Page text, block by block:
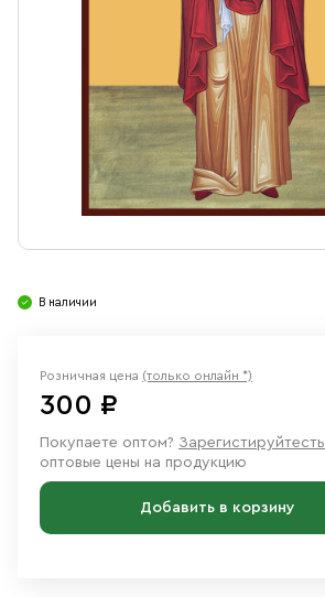
Ювелирные изделия
В наличии
Розничная цена (только онлайн *)
300 ₽
Покупаете оптом? Зарегистируйтесть
оптовые цены на продукцию
Добавить в корзину